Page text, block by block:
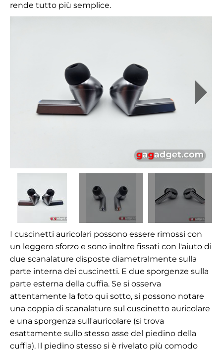
rende tutto più semplice.
I cuscinetti auricolari possono essere rimossi con
un leggero sforzo e sono inoltre fissati con l'aiuto di
due scanalature disposte diametralmente sulla
parte interna dei cuscinetti. E due sporgenze sulla
parte esterna della cuffia. Se si osserva
attentamente la foto qui sotto, si possono notare
una coppia di scanalature sul cuscinetto auricolare
e una sporgenza sull'auricolare (si trova
esattamente sullo stesso asse del piedino della
cuffia). Il piedino stesso si è rivelato più comodo